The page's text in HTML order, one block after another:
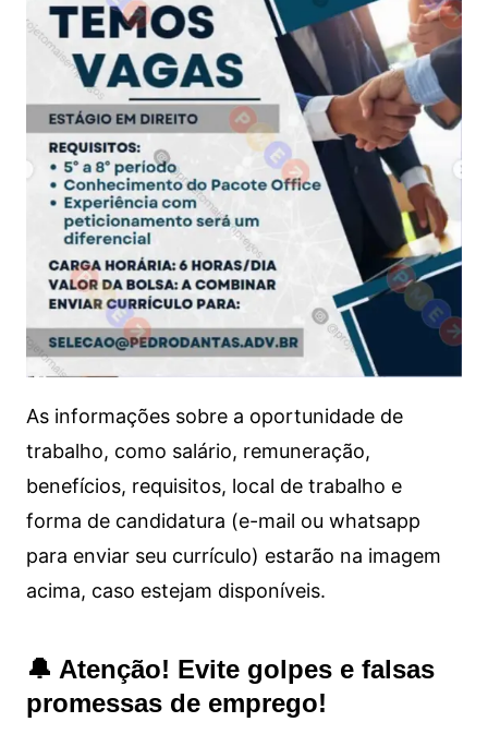
As informações sobre a oportunidade de
trabalho, como salário, remuneração,
benefícios, requisitos, local de trabalho e
forma de candidatura (e-mail ou whatsapp
para enviar seu currículo) estarão na imagem
acima, caso estejam disponíveis.
🔔 Atenção! Evite golpes e falsas
promessas de emprego!